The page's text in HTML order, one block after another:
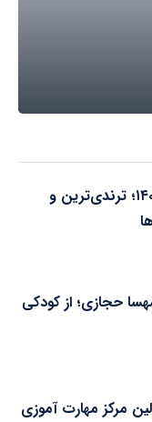
۱۵ مدل مانتو ۱۴۰۴؛ ترندی‌ترین و
حجازی؛ از کودکی
مرکز مهارت آموزی